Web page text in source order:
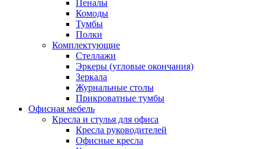
Пеналы
Комоды
Тумбы
Полки
Комплектующие
Стеллажи
Эркеры (угловые окончания)
Зеркала
Журнальные столы
Прикроватные тумбы
Офисная мебель
Кресла и стулья для офиса
Кресла руководителей
Офисные кресла